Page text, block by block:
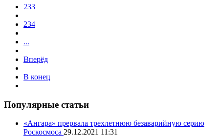
233
234
...
Вперёд
В конец
Популярные статьи
«Ангара» прервала трехлетнюю безаварийную серию
Роскосмоса 29.12.2021 11:31